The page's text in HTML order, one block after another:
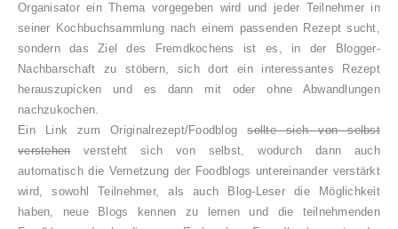
Organisator ein Thema vorgegeben wird und jeder Teilnehmer in
seiner Kochbuchsammlung nach einem passenden Rezept sucht,
sondern das Ziel des Fremdkochens ist es, in der Blogger-
Nachbarschaft zu stöbern, sich dort ein interessantes Rezept
herauszupicken und es dann mit oder ohne Abwandlungen
nachzukochen.
Ein Link zum Originalrezept/Foodblogsollte sich von selbst
verstehenversteht sich von selbst, wodurch dann auch
automatisch die Vernetzung der Foodblogs untereinander verstärkt
wird, sowohl Teilnehmer, als auch Blog-Leser die Möglichkeit
haben, neue Blogs kennen zu lernen und die teilnehmenden